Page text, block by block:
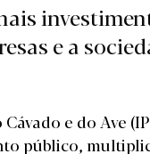
e a
e do Ave
público,